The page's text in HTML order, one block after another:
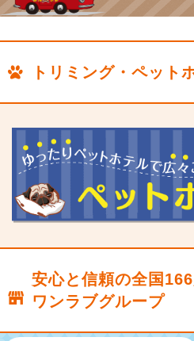
トリミング・ペット
安心と信頼の全国
ワンラブグループ